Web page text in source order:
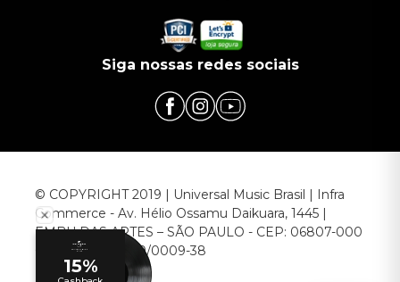
Siga nossas redes sociais
© COPYRIGHT 2019 | Universal Music Brasil | Infra
Commerce - Av. Hélio Ossamu Daikuara, 1445 |
EMBU DAS ARTES – SÃO PAULO - CEP: 06807-000
CNPJ: 00.952.789/0009-38